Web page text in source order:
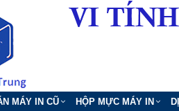
MÁY IN CŨ HỘP MỰC MÁY IN